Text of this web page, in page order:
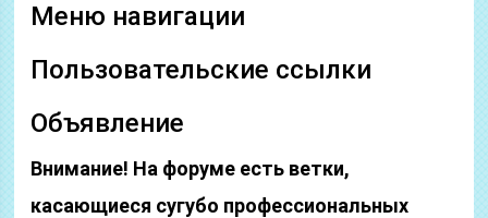
Меню навигации
Пользовательские ссылки
Объявление
Внимание! На форуме есть ветки,
касающиеся сугубо профессиональных